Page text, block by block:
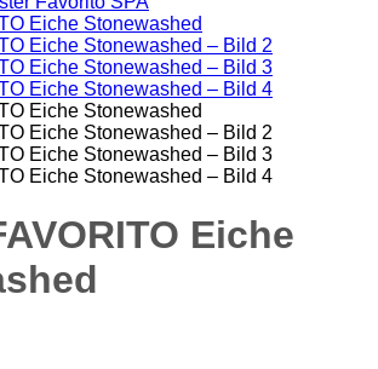
Eiche